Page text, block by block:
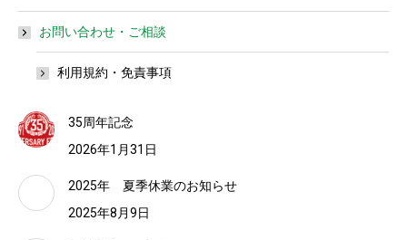
お問い合わせ・ご相談
利用規約・免責事項
35周年記念
2026年1月31日
2025年 夏季休業のお知らせ
2025年8月9日